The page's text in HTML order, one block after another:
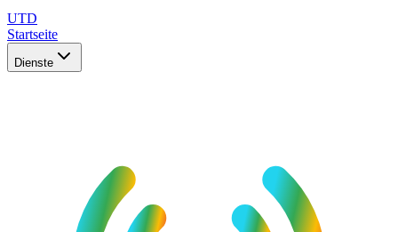
UTD
Startseite
Dienste